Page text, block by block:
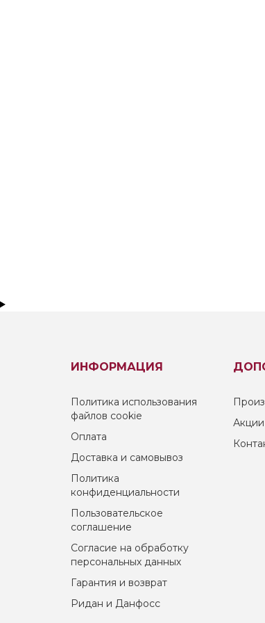
ИНФОРМАЦИЯ
Политика использования
файлов cookie
Оплата
Доставка и самовывоз
Политика
конфиденциальности
Пользовательское
соглашение
Согласие на обработку
персональных данных
Гарантия и возврат
Ридан и Данфосс
Акции